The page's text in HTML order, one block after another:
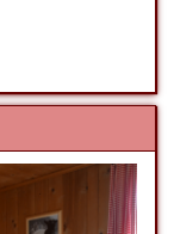
Next